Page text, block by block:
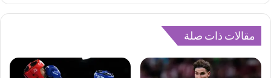
مقالات ذات صلة